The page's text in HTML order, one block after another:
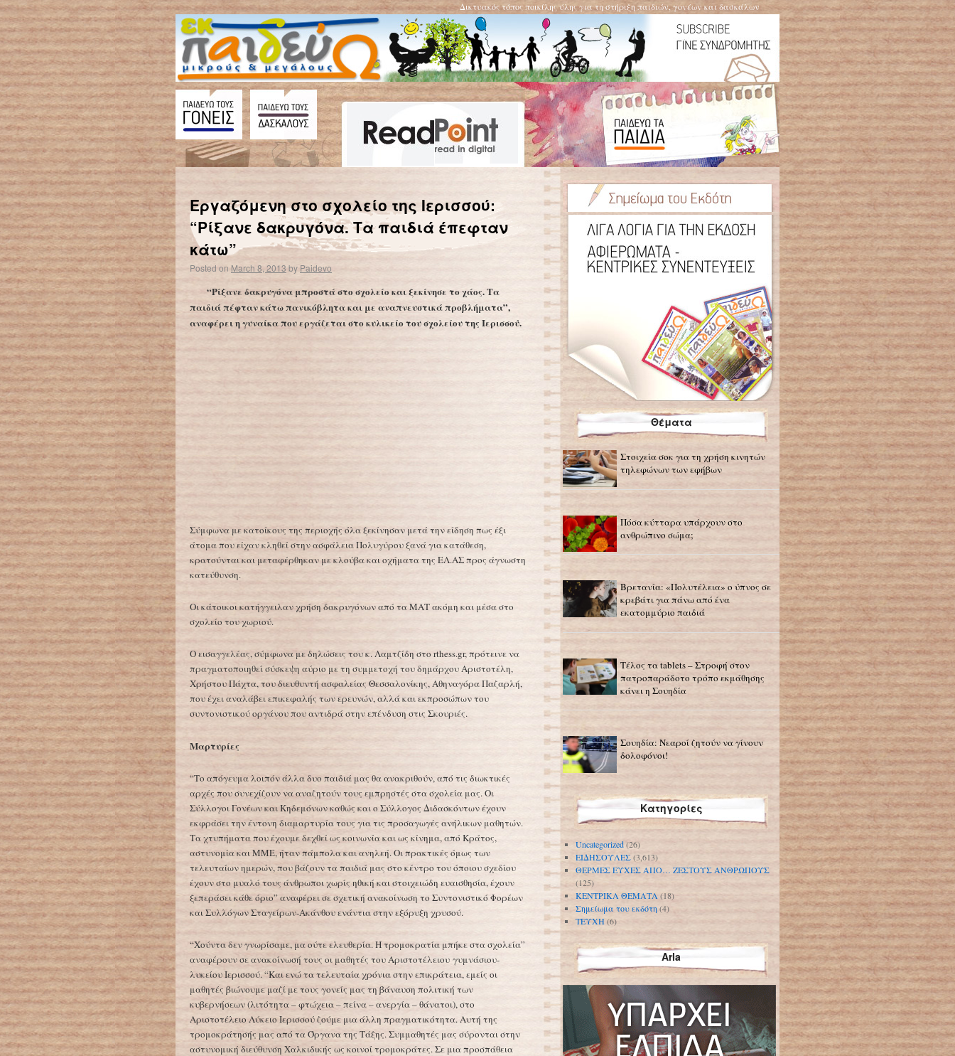
Δικτυακός τόπος ποικίλης ύλης για τη στήριξη παιδιών, γονέων και δασκάλων
Σημαντική μείωση των γεννήσεων στην Ελλάδα
Εργαζόμενη στο σχολείο της Ιερισσού:
“Ρίξανε δακρυγόνα. Τα παιδιά έπεφταν
κάτω”
Posted on March 8, 2013 by Paidevo
“Ρίξανε δακρυγόνα μπροστά στο σχολείο και ξεκίνησε το χάος. Τα
παιδιά πέφταν κάτω πανικόβλητα και με αναπνευστικά προβλήματα”,
αναφέρει η γυναίκα που εργάζεται στο κυλικείο του σχολείου της Ιερισσού.
Σύμφωνα με κατοίκους της περιοχής όλα ξεκίνησαν μετά την είδηση πως έξι
άτομα που είχαν κληθεί στην ασφάλεια Πολυγύρου ξανά για κατάθεση,
κρατούνται και μεταφέρθηκαν με κλούβα και οχήματα της ΕΛ.ΑΣ προς άγνωστη
κατεύθυνση.
Οι κάτοικοι κατήγγειλαν χρήση δακρυγόνων από τα ΜΑΤ ακόμη και μέσα στο
σχολείο του χωριού.
Ο εισαγγελέας, σύμφωνα με δηλώσεις του κ. Λαμτζίδη στο rthess.gr, πρότεινε να
πραγματοποιηθεί σύσκεψη αύριο με τη συμμετοχή του δημάρχου Αριστοτέλη,
Χρήστου Πάχτα, του διευθυντή ασφαλείας Θεσσαλονίκης, Αθηναγόρα Παζαρλή,
που έχει αναλάβει επικεφαλής των ερευνών, αλλά και εκπροσώπων του
συντονιστικού οργάνου που αντιδρά στην επένδυση στις Σκουριές.
Μαρτυρίες
“Το απόγευμα λοιπόν άλλα δυο παιδιά μας θα ανακριθούν, από τις διωκτικές
αρχές που συνεχίζουν να αναζητούν τους εμπρηστές στα σχολεία μας. Οι
Σύλλογοι Γονέων και Κηδεμόνων καθώς και ο Σύλλογος Διδασκόντων έχουν
εκφράσει την έντονη διαμαρτυρία τους για τις προσαγωγές ανήλικων μαθητών.
Τα χτυπήματα που έχουμε δεχθεί ως κοινωνία και ως κίνημα, από Κράτος,
αστυνομία και ΜΜΕ, ήταν πάμπολα και ανηλεή. Οι πρακτικές όμως των
τελευταίων ημερών, που βάζουν τα παιδιά μας στο κέντρο του όποιου σχεδίου
έχουν στο μυαλό τους άνθρωποι χωρίς ηθική και στοιχειώδη ευαισθησία, έχουν
ξεπεράσει κάθε όριο” αναφέρει σε σχετική ανακοίνωση το Συντονιστικό Φορέων
και Συλλόγων Σταγείρων-Ακάνθου ενάντια στην εξόρυξη χρυσού.
“Χούντα δεν γνωρίσαμε, μα ούτε ελευθερία. Η τρομοκρατία μπήκε στα σχολεία”
αναφέρουν σε ανακοίνωσή τους οι μαθητές του Αριστοτέλειου γυμνάσιου-
λυκείου Ιερισσού. “Και ενώ τα τελευταία χρόνια στην επικράτεια, εμείς οι
μαθητές βιώνουμε μαζί με τους γονείς μας τη βάναυση πολιτική των
κυβερνήσεων (λιτότητα – φτώχεια – πείνα – ανεργία – θάνατοι), στο
Αριστοτέλειο Λύκειο Ιερισσού ζούμε μια άλλη πραγματικότητα. Αυτή της
τρομοκράτησής μας από τα Όργανα της Τάξης. Συμμαθητές μας σύρονται στην
αστυνομική διεύθυνση Χαλκιδικής ως κοινοί τρομοκράτες. Σε μια προσπάθεια
Θέματα
Στοιχεία σοκ για τη χρήση κινητών
τηλεφώνων των εφήβων
Πόσα κύτταρα υπάρχουν στο
ανθρώπινο σώμα;
Βρετανία: «Πολυτέλεια» ο ύπνος σε
κρεβάτι για πάνω από ένα
εκατομμύριο παιδιά
Τέλος τα tablets – Στροφή στον
πατροπαράδοτο τρόπο εκμάθησης
κάνει η Σουηδία
Σουηδία: Νεαροί ζητούν να γίνουν
δολοφόνοι!
Κατηγορίες
Uncategorized (26)
ΕΙΔΗΣΟΥΛΕΣ(3,613)
ΘΕΡΜΕΣ ΕΥΧΕΣ ΑΠΟ… ΖΕΣΤΟΥΣ ΑΝΘΡΩΠΟΥΣ
(125)
ΚΕΝΤΡΙΚΑ ΘΕΜΑΤΑ (18)
Σημείωμα του εκδότη(4)
ΤΕΥΧΗ(6)
Arla